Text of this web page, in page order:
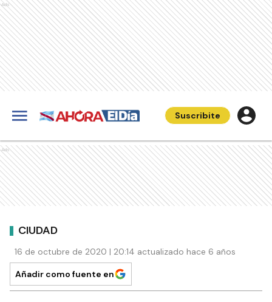
Ads
Suscribite
Ads
CIUDAD
16 de octubre de 2020 | 20:14 actualizado hace 6 años
Añadir como fuente en